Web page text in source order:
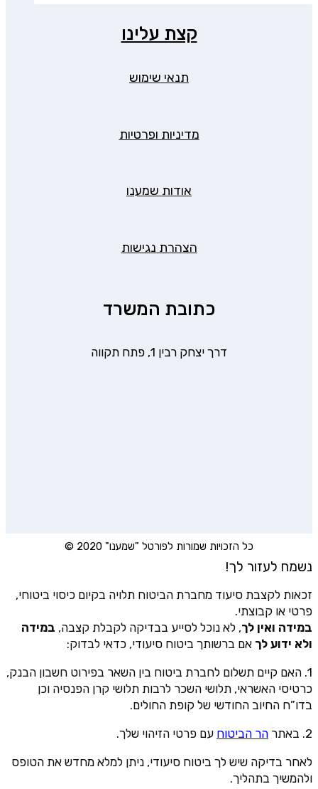
קצת עלינו
תנאי שימוש
מדיניות ופרטיות
אודות שמענו
הצהרת נגישות
כתובת המשרד
דרך יצחק רבין 1, פתח תקווה
כל הזכויות שמורות לפורטל "שמענו" 2020 ©
נשמח לעזור לך!
זכאות לקצבת סיעוד מחברת הביטוח תלויה בקיום כיסוי ביטוחי,
פרטי או קבוצתי.
במידה ואין לך, לא נוכל לסייע בבדיקה לקבלת קצבה, במידה
ולא ידוע לך אם ברשותך ביטוח סיעודי, כדאי לבדוק:
1. האם קיים תשלום לחברת ביטוח בין השאר בפירוט חשבון הבנק,
כרטיסי האשראי, תלושי השכר לרבות תלושי קרן הפנסיה וכן
בדו”ח החיוב החודשי של קופת החולים.
2. באתר
הר הביטוח עם פרטי הזיהוי שלך.
לאחר בדיקה שיש לך ביטוח סיעודי, ניתן למלא מחדש את הטופס
ולהמשיך בתהליך.